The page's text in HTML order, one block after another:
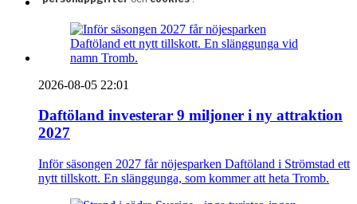
2026-08-05 22:01
Daftöland investerar 9 miljoner i ny attraktion
2027
Inför säsongen 2027 får nöjesparken Daftöland i Strömstad ett
nytt tillskott. En slänggunga, som kommer att heta Tromb.